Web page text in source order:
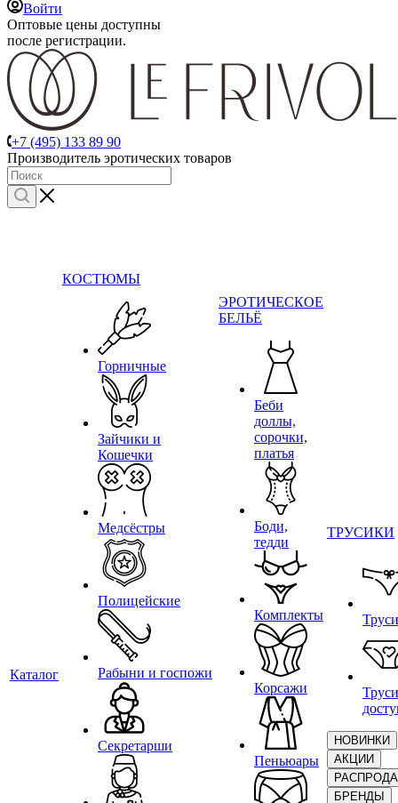
Войти
Оптовые цены доступны
после регистрации.
+7 (495) 133 89 90
Производитель эротических товаров
Каталог
КОСТЮМЫ
Горничные
Зайчики и
Кошечки
Медсёстры
Полицейские
Рабыни и госпожи
Секретарши
ЭРОТИЧЕСКОЕ
БЕЛЬЁ
Беби
доллы,
сорочки,
платья
Боди,
тедди
Комплекты
Корсажи
Пеньюары
ТРУСИКИ
НОВИНКИ
АКЦИИ
БРЕНДЫ